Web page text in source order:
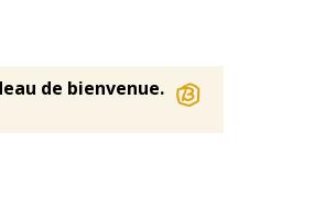
de bienvenue.